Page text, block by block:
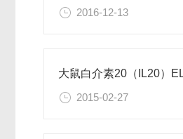
2016-12-13
2015-02-27